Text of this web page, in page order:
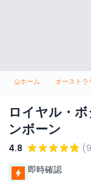
ホーム オーストラ
ロイヤル・
ンボーン
4.8
即時確認